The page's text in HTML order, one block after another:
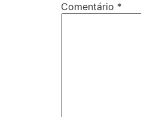
Comentário *